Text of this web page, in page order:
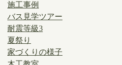
施工事例
バス見学ツアー
耐震等級3
夏祭り
家づくりの様子